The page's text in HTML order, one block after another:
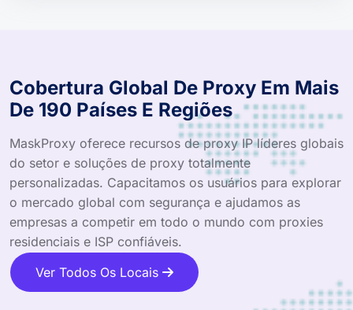
Cobertura Global De Proxy Em Mais
De 190 Países E Regiões
MaskProxy oferece recursos de proxy IP líderes globais
do setor e soluções de proxy totalmente
personalizadas. Capacitamos os usuários para explorar
o mercado global com segurança e ajudamos as
empresas a competir em todo o mundo com proxies
residenciais e ISP confiáveis.
Ver Todos Os Locais